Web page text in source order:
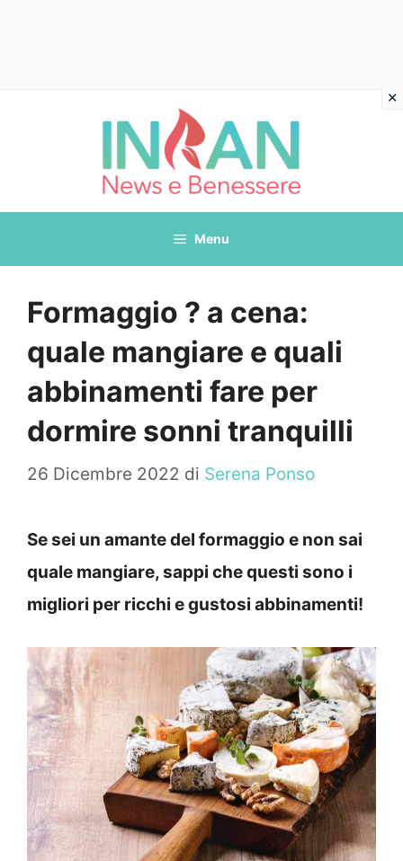
Menu
Formaggio ? a cena:
quale mangiare e quali
abbinamenti fare per
dormire sonni tranquilli
26 Dicembre 2022 di Serena Ponso
Se sei un amante del formaggio e non sai
quale mangiare, sappi che questi sono i
migliori per ricchi e gustosi abbinamenti!